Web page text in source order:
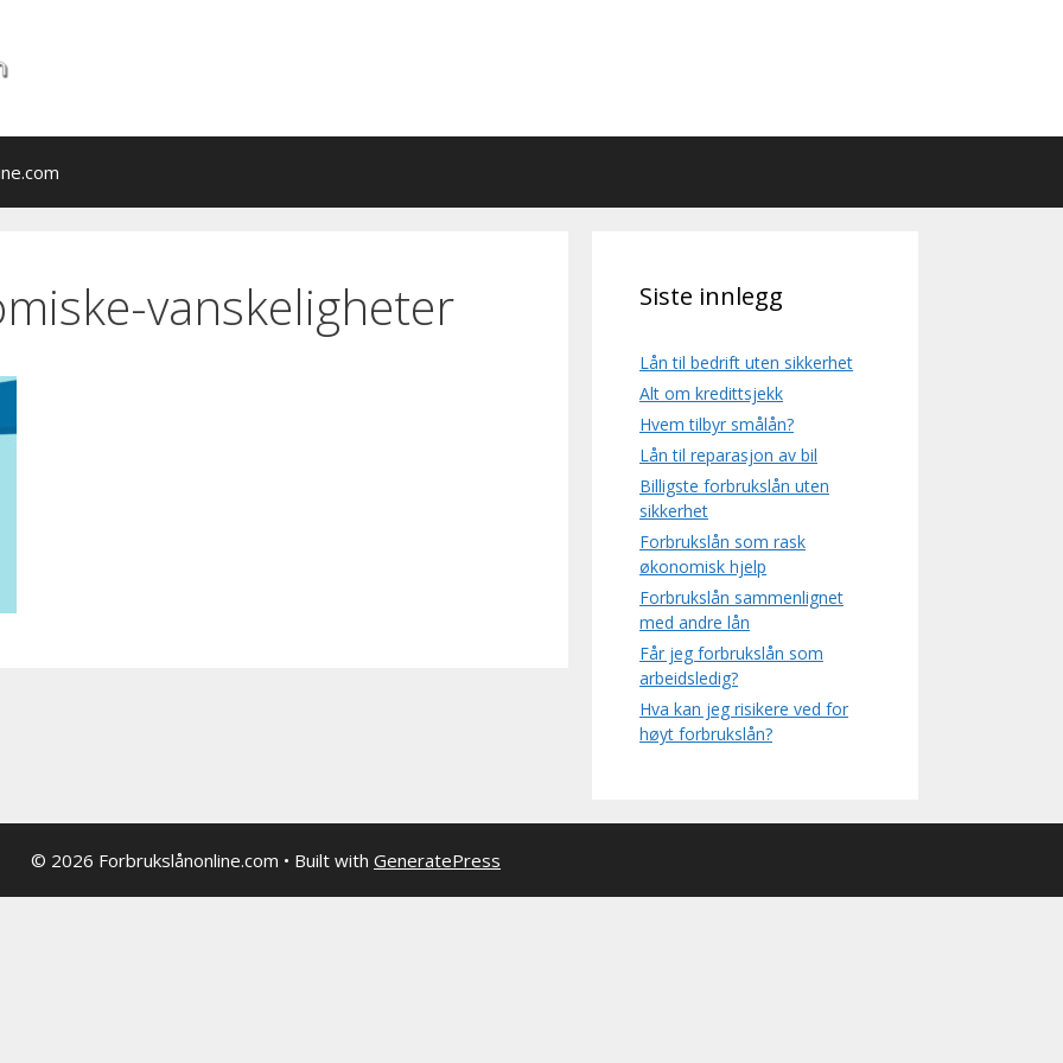
vanskeligheter Siste innlegg
Lån til bedrift uten sikkerhet
Alt om kredittsjekk
Hvem tilbyr smålån?
Lån til reparasjon av bil
Billigste forbrukslån uten
sikkerhet
Forbrukslån som rask
økonomisk hjelp
Forbrukslån sammenlignet
med andre lån
Får jeg forbrukslån som
arbeidsledig?
Hva kan jeg risikere ved for
høyt forbrukslån?
© 2026 Forbrukslånonline.com • Built with GeneratePress